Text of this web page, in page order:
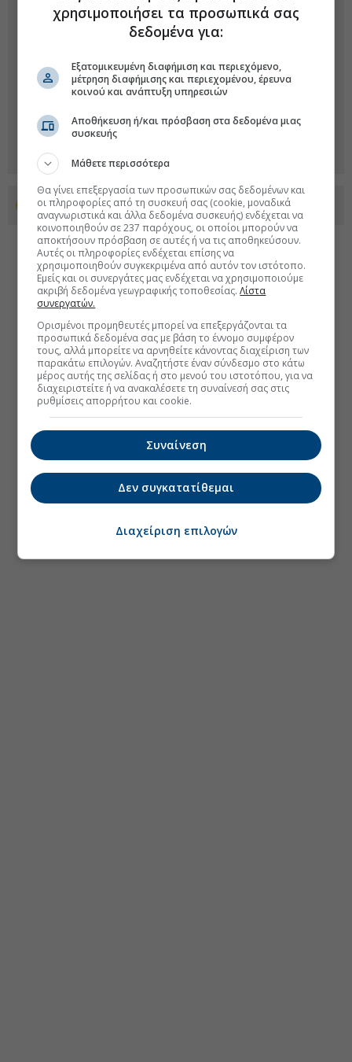
Προσθέστε το euro2day.gr στο Discover
χρησιμοποιήσει τα προσωπικά σας
δεδομένα για:
Εξατομικευμένη διαφήμιση και περιεχόμενο,
μέτρηση διαφήμισης και περιεχομένου, έρευνα
κοινού και ανάπτυξη υπηρεσιών
Αποθήκευση ή/και πρόσβαση στα δεδομένα μιας
συσκευής
Μάθετε περισσότερα
Θα γίνει επεξεργασία των προσωπικών σας δεδομένων και
οι πληροφορίες από τη συσκευή σας (cookie, μοναδικά
αναγνωριστικά και άλλα δεδομένα συσκευής) ενδέχεται να
κοινοποιηθούν σε 237 παρόχους, οι οποίοι μπορούν να
αποκτήσουν πρόσβαση σε αυτές ή να τις αποθηκεύσουν.
Αυτές οι πληροφορίες ενδέχεται επίσης να
χρησιμοποιηθούν συγκεκριμένα από αυτόν τον ιστότοπο.
Εμείς και οι συνεργάτες μας ενδέχεται να χρησιμοποιούμε
ακριβή δεδομένα γεωγραφικής τοποθεσίας.Λίστα
συνεργατών.
Ορισμένοι προμηθευτές μπορεί να επεξεργάζονται τα
προσωπικά δεδομένα σας με βάση το έννομο συμφέρον
τους, αλλά μπορείτε να αρνηθείτε κάνοντας διαχείριση των
παρακάτω επιλογών. Αναζητήστε έναν σύνδεσμο στο κάτω
μέρος αυτής της σελίδας ή στο μενού του ιστοτόπου, για να
διαχειριστείτε ή να ανακαλέσετε τη συναίνεσή σας στις
ρυθμίσεις απορρήτου και cookie.
Συναίνεση
Δεν συγκατατίθεμαι
Διαχείριση επιλογών